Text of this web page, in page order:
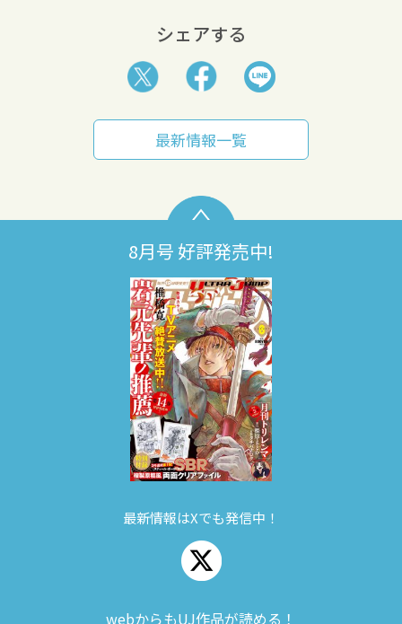
シェアする
最新情報一覧
8月号 好評発売中!
最新情報はXでも発信中！
webからもUJ作品が読める！